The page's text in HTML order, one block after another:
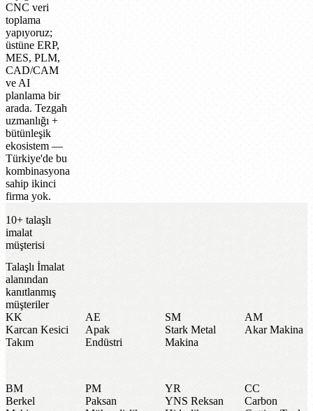
CNC veri
toplama
yapıyoruz;
üstüne ERP,
MES, PLM,
CAD/CAM
ve AI
planlama bir
arada. Tezgah
uzmanlığı +
bütünleşik
ekosistem —
Türkiye'de bu
kombinasyona
sahip ikinci
firma yok.
10+ talaşlı
imalat
müşterisi
Talaşlı İmalat
alanından
kanıtlanmış
müşteriler
KK
Karcan Kesici
Takım
AE
Apak
Endüstri
SM
Stark Metal
Makina
AM
Akar Makina
BM
Berkel
PM
Paksan
YR
YNS Reksan
CC
Carbon